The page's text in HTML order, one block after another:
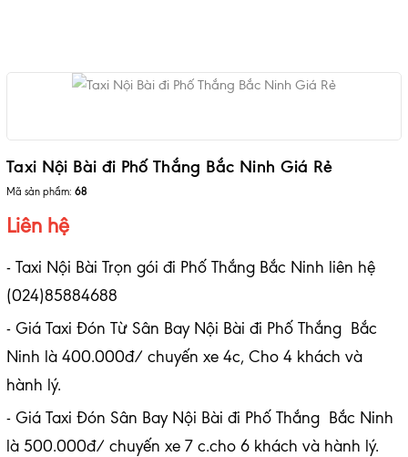
Taxi Nội Bài đi Phố Thắng Bắc Ninh Giá Rẻ
Mã sản phẩm: 68
Liên hệ
- Taxi Nội Bài Trọn gói đi Phố Thắng Bắc Ninh liên hệ
(024)85884688
- Giá Taxi Đón Từ Sân Bay Nội Bài đi Phố Thắng Bắc
Ninh là 400.000đ/ chuyến xe 4c, Cho 4 khách và
hành lý.
- Giá Taxi Đón Sân Bay Nội Bài đi Phố Thắng Bắc Ninh
là 500.000đ/ chuyến xe 7 c.cho 6 khách và hành lý.